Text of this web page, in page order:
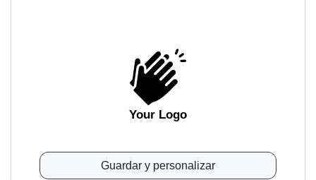
Your Logo
Guardar y personalizar